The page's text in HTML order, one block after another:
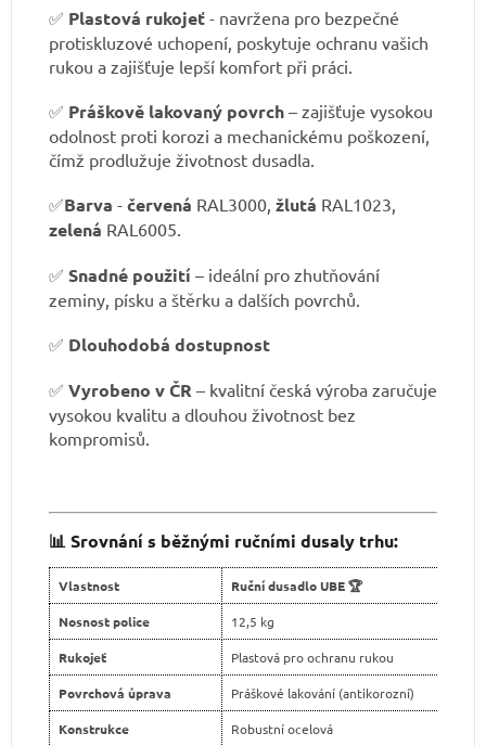
✅ Plastová rukojeť - navržena pro bezpečné
protiskluzové uchopení, poskytuje ochranu vašich
rukou a zajišťuje lepší komfort při práci.
✅ Práškově lakovaný povrch – zajišťuje vysokou
odolnost proti korozi a mechanickému poškození,
čímž prodlužuje životnost dusadla.
✅Barva - červená RAL3000, žlutá RAL1023,
zelená RAL6005.
✅ Snadné použití – ideální pro zhutňování
zeminy, písku a štěrku a dalších povrchů.
✅ Dlouhodobá dostupnost
✅ Vyrobeno v ČR – kvalitní česká výroba zaručuje
vysokou kvalitu a dlouhou životnost bez
kompromisů.
📊 Srovnání s běžnými ručními dusaly trhu:
Vlastnost Ruční dusadlo UBE 🏆
Nosnost police 12,5 kg
Rukojeť Plastová pro ochranu rukou
Povrchová úprava Práškové lakování (antikorozní)
Konstrukce Robustní ocelová